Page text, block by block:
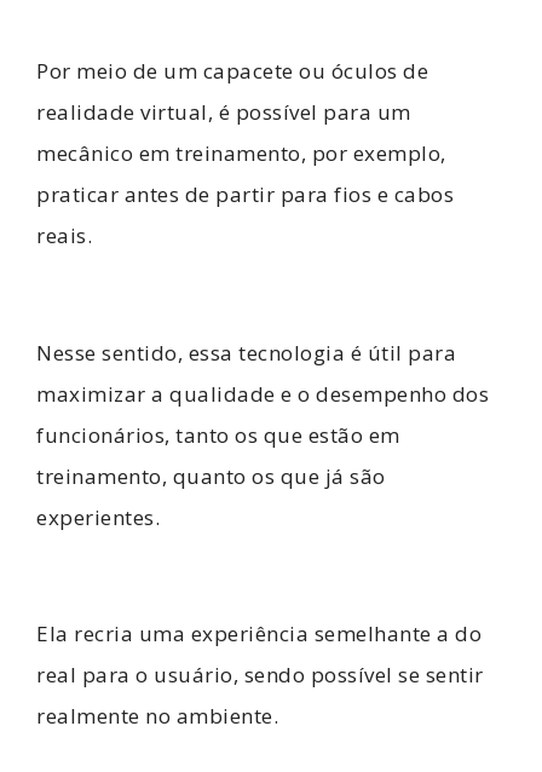
Por meio de um capacete ou óculos de
realidade virtual, é possível para um
mecânico em treinamento, por exemplo,
praticar antes de partir para fios e cabos
reais.
Nesse sentido, essa tecnologia é útil para
maximizar a qualidade e o desempenho dos
funcionários, tanto os que estão em
treinamento, quanto os que já são
experientes.
Ela recria uma experiência semelhante a do
real para o usuário, sendo possível se sentir
realmente no ambiente.